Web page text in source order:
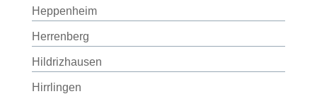
Heppenheim
Herrenberg
Hildrizhausen
Hirrlingen